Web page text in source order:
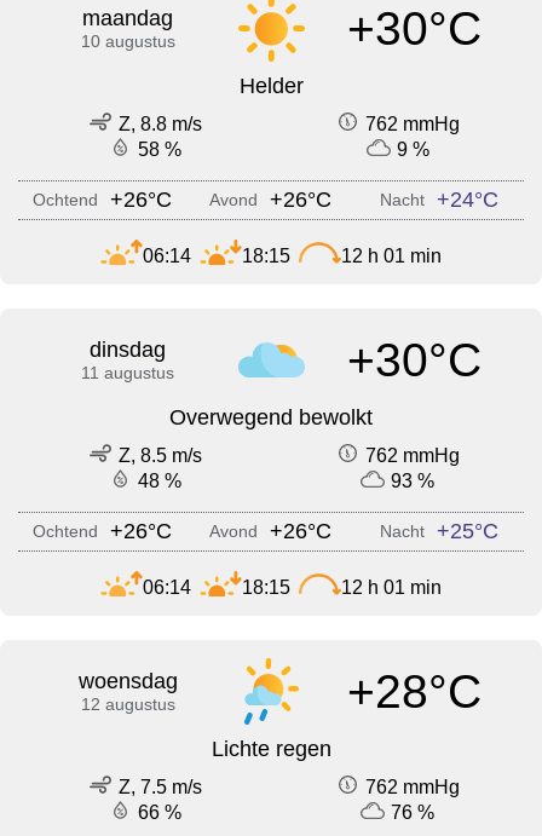
maandag
10 augustus +30°C
Helder
Z, 8.8 m/s
762 mmHg
58 %
9 %
Ochtend +26°C Avond +26°C Nacht +24°C
06:14 18:15 12 h 01 min
dinsdag
11 augustus +30°C
Overwegend bewolkt
Z, 8.5 m/s
762 mmHg
48 %
93 %
Ochtend +26°C Avond +26°C Nacht +25°C
06:14 18:15 12 h 01 min
woensdag
12 augustus +28°C
Lichte regen
Z, 7.5 m/s
762 mmHg
66 %
76 %